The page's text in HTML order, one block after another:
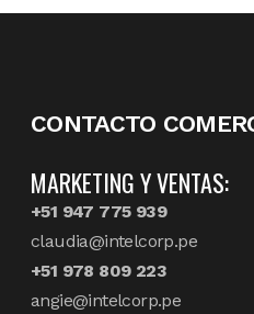
CONTACTO
MARKETING Y VENTAS:
+51 947 775 939
claudia@intelcorp.pe
+51 978 809 223
angie@intelcorp.pe